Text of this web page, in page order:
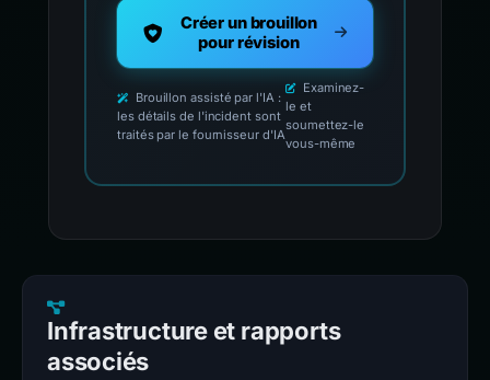
Créer un brouillon
pour révision
Brouillon assisté par l'IA :
les détails de l'incident sont
traités par le fournisseur d'IA
Examinez-
le et
soumettez-le
vous-même
Infrastructure et rapports
associés